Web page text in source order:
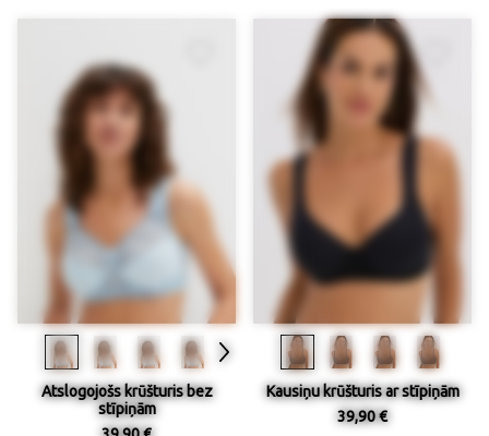
Atslogojošs krūšturis bez
stīpiņām
Kausiņu krūšturis ar stīpiņām
39,90 €